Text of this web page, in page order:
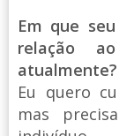
Em que
relação
atualmente?
Eu quero
mas